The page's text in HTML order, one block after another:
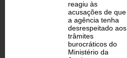
reagiu às
acusações de que
a agência tenha
desrespeitado aos
trâmites
burocráticos do
Ministério da